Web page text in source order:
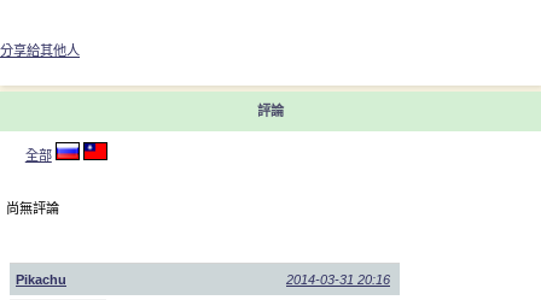
分享給其他人
評論
全部
尚無評論
Pikachu 2014-03-31 20:16